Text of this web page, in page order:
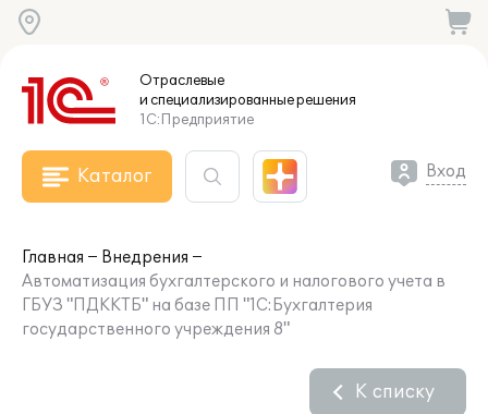
Отраслевые
и специализированныерешения
1С:Предприятие
Каталог Вход
Главная
Внедрения
Автоматизация бухгалтерского и налогового учета в
ГБУЗ "ПДККТБ" на базе ПП "1С:Бухгалтерия
государственного учреждения 8"
К списку